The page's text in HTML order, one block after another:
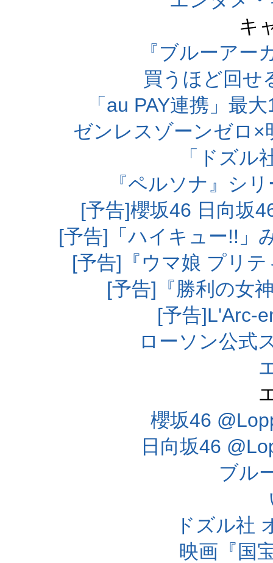
キ
『ブルーアー
買うほど回せ
「au PAY連携」最
ゼンレスゾーンゼロ
「ドズル
『ペルソナ』シ
[予告]櫻坂46 日向坂
[予告]「ハイキュー!!」
[予告]『ウマ娘 プリ
[予告]『勝利の女
[予告]L'Arc-
ローソン公式
櫻坂46
日向坂46
ブル
ドズル社
映画『国